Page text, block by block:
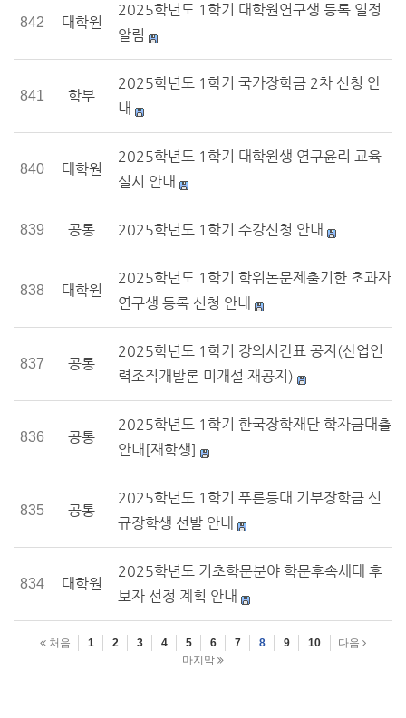
842 대학원
2025학년도 1학기 대학원연구생 등록 일정
알림
841 학부
2025학년도 1학기 국가장학금 2차 신청 안
내
840 대학원
2025학년도 1학기 대학원생 연구윤리 교육
실시 안내
839 공통 2025학년도 1학기 수강신청 안내
838 대학원
2025학년도 1학기 학위논문제출기한 초과자
연구생 등록 신청 안내
837 공통
2025학년도 1학기 강의시간표 공지(산업인
력조직개발론 미개설 재공지)
836 공통
2025학년도 1학기 한국장학재단 학자금대출
안내[재학생]
835 공통
2025학년도 1학기 푸른등대 기부장학금 신
규장학생 선발 안내
834 대학원
2025학년도 기초학문분야 학문후속세대 후
보자 선정 계획 안내
처음 1 2 3 4 5 6 7 8 9 10
다음
마지막